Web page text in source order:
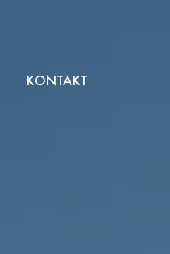
KONTAKT